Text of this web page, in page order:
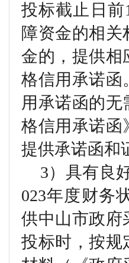
投标截止日
障资金的相
金的，提供相
格信用承诺函
用承诺函的
格信用承诺函
提供承诺函和
3）具有良
023年度财务
供中山市政府
投标时，按规